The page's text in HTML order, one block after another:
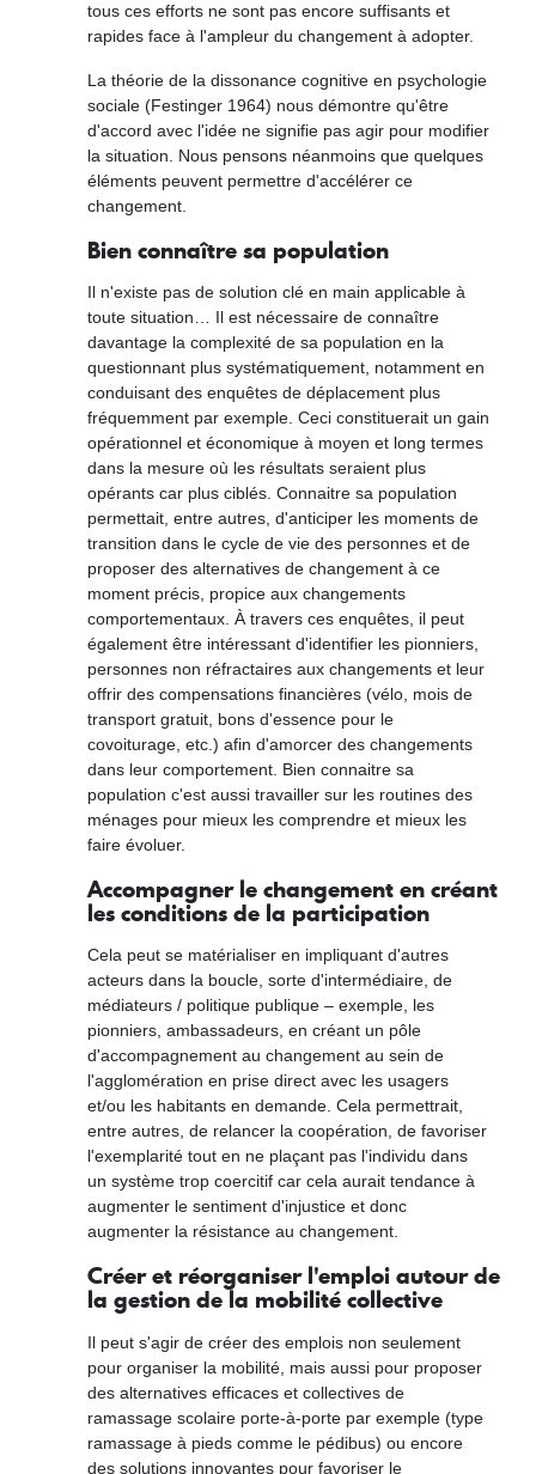
tous ces efforts ne sont pas encore suffisants et
rapides face à l'ampleur du changement à adopter.
La théorie de la dissonance cognitive en psychologie
sociale (Festinger 1964) nous démontre qu'être
d'accord avec l'idée ne signifie pas agir pour modifier
la situation. Nous pensons néanmoins que quelques
éléments peuvent permettre d'accélérer ce
changement.
Bien connaître sa population
Il n'existe pas de solution clé en main applicable à
toute situation… Il est nécessaire de connaître
davantage la complexité de sa population en la
questionnant plus systématiquement, notamment en
conduisant des enquêtes de déplacement plus
fréquemment par exemple. Ceci constituerait un gain
opérationnel et économique à moyen et long termes
dans la mesure où les résultats seraient plus
opérants car plus ciblés. Connaitre sa population
permettait, entre autres, d'anticiper les moments de
transition dans le cycle de vie des personnes et de
proposer des alternatives de changement à ce
moment précis, propice aux changements
comportementaux. À travers ces enquêtes, il peut
également être intéressant d'identifier les pionniers,
personnes non réfractaires aux changements et leur
offrir des compensations financières (vélo, mois de
transport gratuit, bons d'essence pour le
covoiturage, etc.) afin d'amorcer des changements
dans leur comportement. Bien connaitre sa
population c'est aussi travailler sur les routines des
ménages pour mieux les comprendre et mieux les
faire évoluer.
Accompagner le changement en créant
les conditions de la participation
Cela peut se matérialiser en impliquant d'autres
acteurs dans la boucle, sorte d'intermédiaire, de
médiateurs / politique publique – exemple, les
pionniers, ambassadeurs, en créant un pôle
d'accompagnement au changement au sein de
l'agglomération en prise direct avec les usagers
et/ou les habitants en demande. Cela permettrait,
entre autres, de relancer la coopération, de favoriser
l'exemplarité tout en ne plaçant pas l'individu dans
un système trop coercitif car cela aurait tendance à
augmenter le sentiment d'injustice et donc
augmenter la résistance au changement.
Créer et réorganiser l'emploi autour de
la gestion de la mobilité collective
Il peut s'agir de créer des emplois non seulement
pour organiser la mobilité, mais aussi pour proposer
des alternatives efficaces et collectives de
ramassage scolaire porte-à-porte par exemple (type
ramassage à pieds comme le pédibus) ou encore
des solutions innovantes pour favoriser le